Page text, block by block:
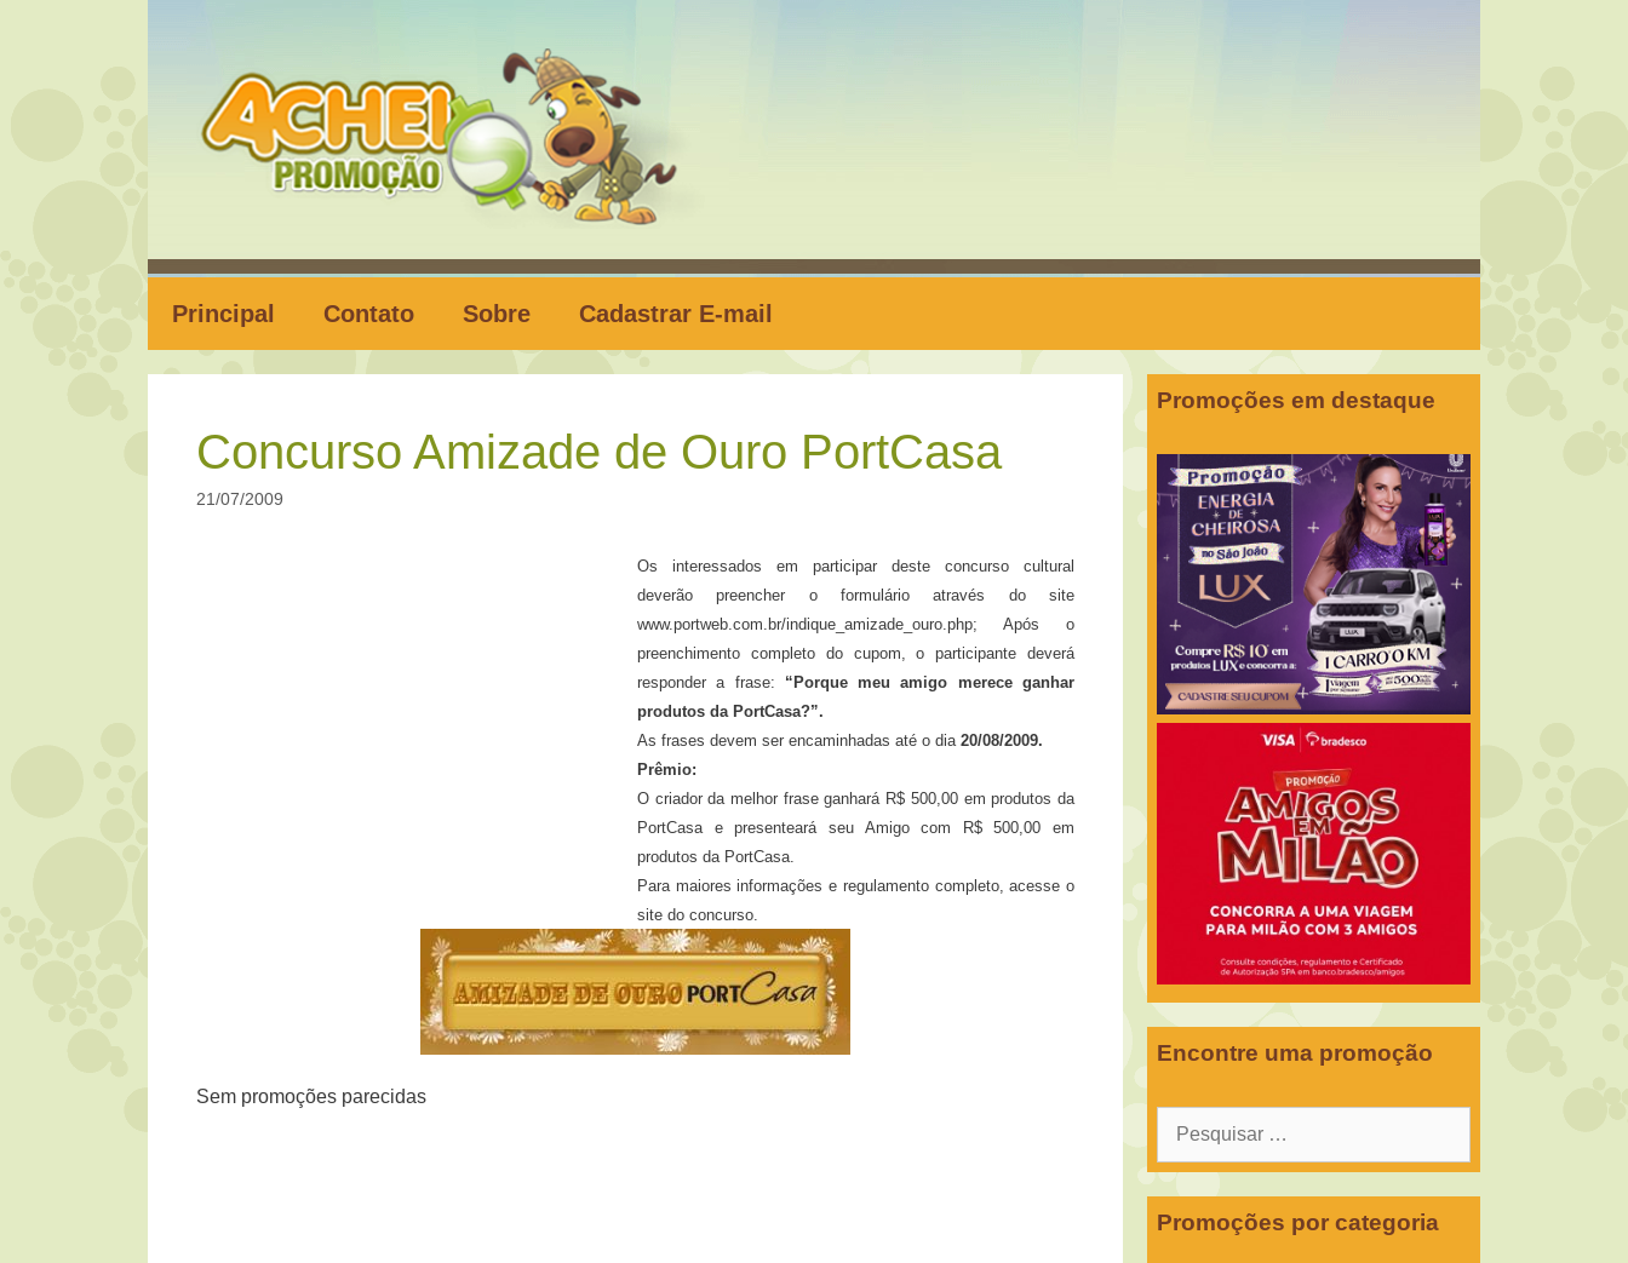
Principal Contato Sobre Cadastrar E-mail
Concurso Amizade de Ouro PortCasa
21/07/2009
Os interessados em participar deste concurso cultural
deverão preencher o formulário através do site
www.portweb.com.br/indique_amizade_ouro.php; Após o
preenchimento completo do cupom, o participante deverá
responder a frase: “Porque meu amigo merece ganhar
produtos da PortCasa?”.
As frases devem ser encaminhadas até o dia20/08/2009.
Prêmio:
O criador da melhor frase ganhará R$ 500,00em produtos da
PortCasae presenteará seu Amigo com R$ 500,00 em
produtos da PortCasa.
Para maiores informações e regulamento completo, acesse o
site do concurso.
Sem promoções parecidas
Promoções em destaque
Encontre uma promoção
Pesquisar
Promoções por categoria